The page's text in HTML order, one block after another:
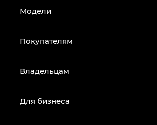
Модели
Покупателям
Владельцам
Для бизнеса